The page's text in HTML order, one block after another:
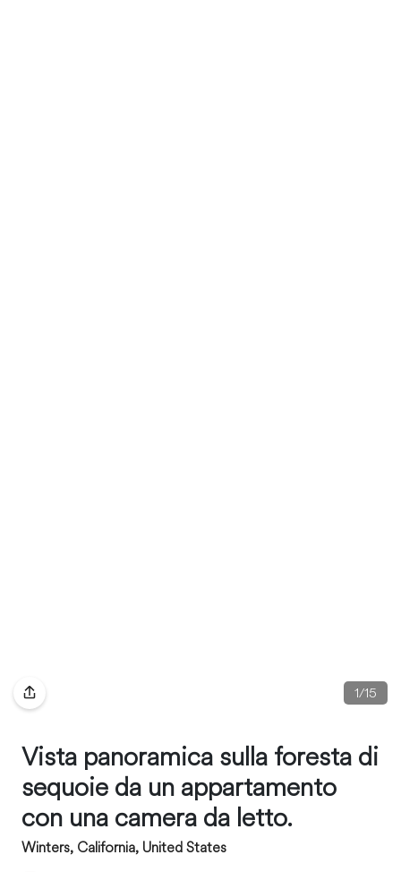
1/15
Vista panoramica sulla foresta di
sequoie da un appartamento
con una camera da letto.
Winters, California, United States